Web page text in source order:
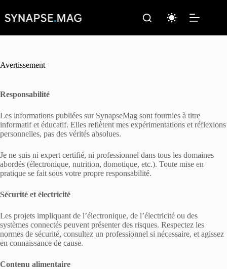
au
contenu
Avertissement
Responsabilité
Les informations publiées sur SynapseMag sont fournies à titre
informatif et éducatif. Elles reflètent mes expérimentations et réflexions
personnelles, pas des vérités absolues.
Je ne suis ni expert certifié, ni professionnel dans tous les domaines
abordés (électronique, nutrition, domotique, etc.). Toute mise en
pratique se fait sous votre propre responsabilité.
Sécurité et électricité
Les projets impliquant de l’électronique, de l’électricité ou des
systèmes connectés peuvent présenter des risques. Respectez les
normes de sécurité, consultez un professionnel si nécessaire, et agissez
en connaissance de cause.
Contenu alimentaire